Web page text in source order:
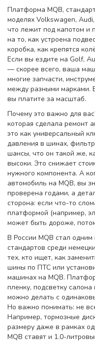
Платформа MQB,
моделях Volkswagen,
что лежит под капотом и
на то, как устроена
коробка, как крепятся
Если вы ездите на Golf,
— скорее всего, ваша
многие запчасти,
между разными марками.
вы платите за масштаб.
Почему это важно для
которая сделала ремонт
это как универсальный
давления в шинах,
шансы, что он такой же,
высоки. Это снижает
нужного компонента. А
автомобиль на MQB, вы
проверена годами, а
сторона: если что-то
платформой (например,
может быть дороже,
В России MQB стал
стандартов среди
тех, кто ищет, как
шины по ПТС или
машинах на MQB.
пленку, подсветку
можно делать с
Но важно понимать: не
Например, тормозные
размеру даже в рамках
MQB ставят и 1.0-